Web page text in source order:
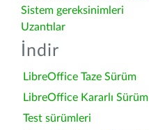
Sistem gereksinimleri
Uzantılar
İndir
LibreOffice Taze Sürüm
LibreOffice Kararlı Sürüm
Test sürümleri